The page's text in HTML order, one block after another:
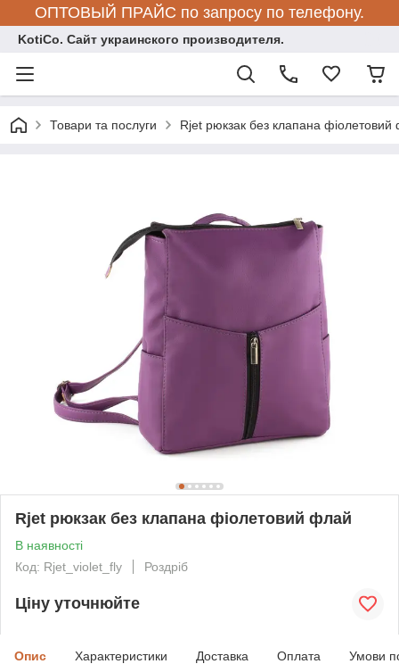
ОПТОВЫЙ ПРАЙС по запросу по телефону.
KotiCo. Сайт украинского производителя.
Товари та послуги Rjet рюкзак без клапана
Rjet рюкзак без клапана фіолетовий флай
В наявності
Код: Rjet_violet_fly
Роздріб
Ціну уточнюйте
Опис Характеристики Доставка Оплата Умови